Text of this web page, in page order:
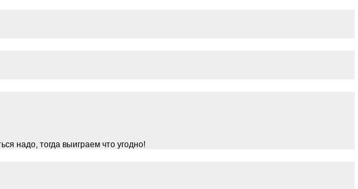
надо, тогда выиграем что угодно!